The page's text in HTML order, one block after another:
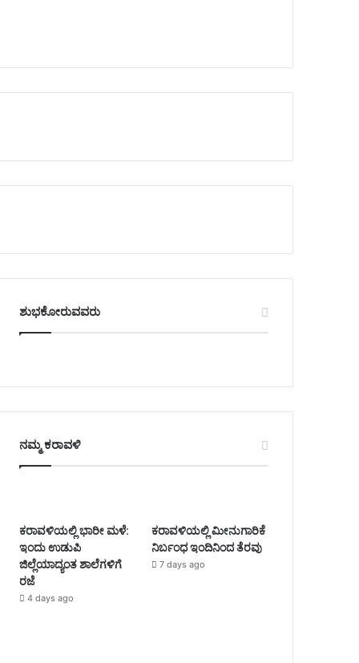
ಶುಭಕೋರುವವರು
ನಮ್ಮ ಕರಾವಳಿ
ಕರಾವಳಿಯಲ್ಲಿ ಭಾರೀ ಮಳೆ:
ಇಂದು ಉಡುಪಿ
ಜಿಲ್ಲೆಯಾದ್ಯಂತ ಶಾಲೆಗಳಿಗೆ
ರಜೆ
4 days ago
ಕರಾವಳಿಯಲ್ಲಿ ಮೀನುಗಾರಿಕೆ
ನಿರ್ಬಂಧ ಇಂದಿನಿಂದ ತೆರವು
7 days ago